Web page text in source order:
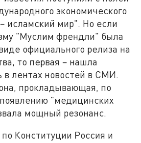
экономического
исламский мир". Но если
"Муслим френдли" была
официального релиза на
то первая – нашла
лентах новостей в СМИ.
прокладывающая, по
"медицинских
мощный резонанс.
Конституции Россия и